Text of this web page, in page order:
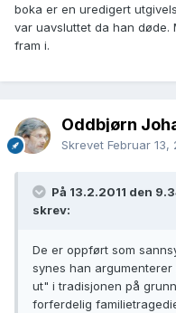
boka er en uredigert
var uavsluttet da han døde.
fram i.
Oddbjørn
Skrevet Februar 13,
På 13.2.2011 den
skrev:
De er oppført som
synes han
ut" i tradisjonen på
forferdelig